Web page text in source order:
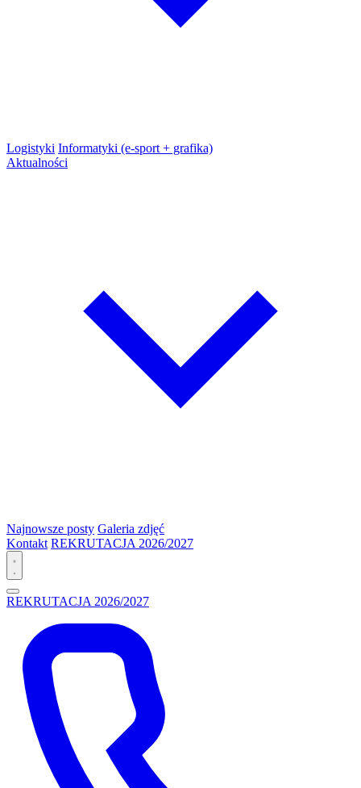
Logistyki Informatyki (e-sport + grafika)
Aktualności
Najnowsze posty Galeria zdjęć
Kontakt REKRUTACJA 2026/2027
REKRUTACJA 2026/2027